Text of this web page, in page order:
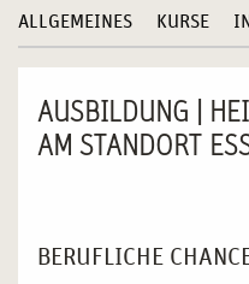
ALLGEMEINES KURSE
AUSBILDUNG |
AM STANDORT
BERUFLICHE